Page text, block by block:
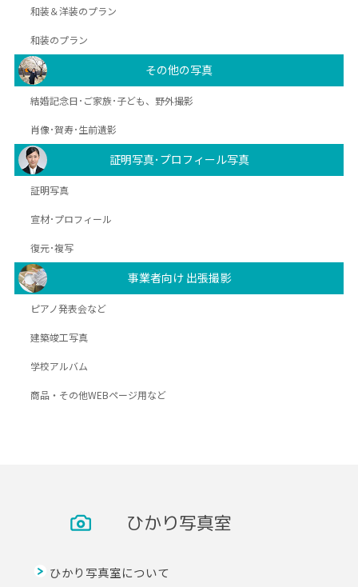
和装＆洋装のプラン
和装のプラン
その他の写真
結婚記念日･ご家族･子ども、野外撮影
肖像･賀寿･生前遺影
証明写真･プロフィール写真
証明写真
宣材･プロフィール
復元･複写
事業者向け 出張撮影
ピアノ発表会など
建築竣工写真
学校アルバム
商品・その他WEBページ用など
ひかり写真室
ひかり写真室について